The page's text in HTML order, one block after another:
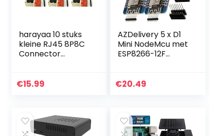
harayaa 10 stuks
kleine RJ45 8P8C
Connector
Onderdelen
€15.99
AZDelivery 5 x D1
Mini NodeMcu met
ESP8266-12F
compatibel met
€20.49